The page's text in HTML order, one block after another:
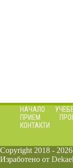
НАЧАЛО
ПРИЕМ
КОНТАКТИ
Copyright 2018 -
Изработено от